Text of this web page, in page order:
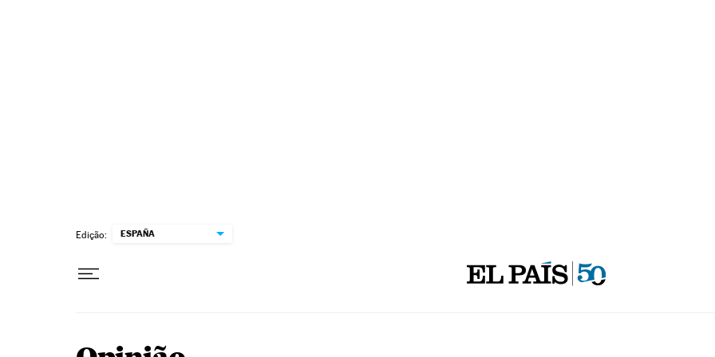
Edição: ESPAÑA